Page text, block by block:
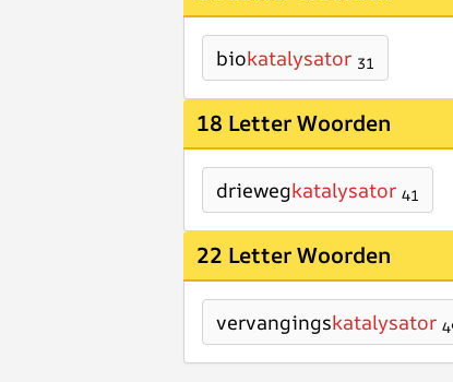
biokatalysator 31
18 Letter Woorden
driewegkatalysator 41
22 Letter Woorden
vervangingskatalysator